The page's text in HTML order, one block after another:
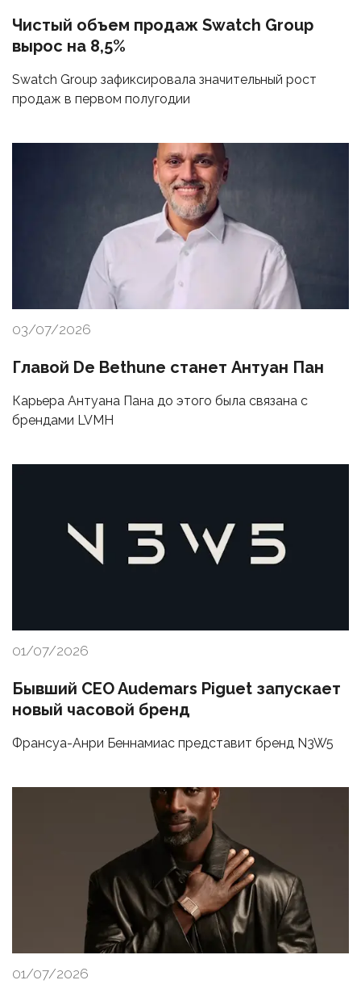
Чистый объем продаж Swatch Group
вырос на 8,5%
Swatch Group зафиксировала значительный рост
продаж в первом полугодии
03/07/2026
Главой De Bethune станет Антуан Пан
Карьера Антуана Пана до этого была связана с
брендами LVMH
01/07/2026
Бывший CEO Audemars Piguet запускает
новый часовой бренд
Франсуа-Анри Беннамиас представит бренд N3W5
01/07/2026